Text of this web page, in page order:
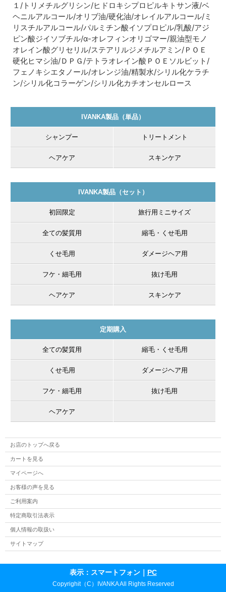
１/トリメチルグリシン/ヒドロキシプロピルキトサン液/ベ
ヘニルアルコール/オリブ油/硬化油/オレイルアルコール/ミ
リスチルアルコール/パルミチン酸イソプロピル/乳酸/アジ
ピン酸ジイソブチル/α-オレフィンオリゴマー/親油型モノ
オレイン酸グリセリル/ステアリルジメチルアミン/ＰＯＥ
硬化ヒマシ油/ＤＰＧ/テトラオレイン酸ＰＯＥソルビット/
フェノキシエタノール/オレンジ油/精製水/シリル化ケラチ
ン/シリル化コラーゲン/シリル化カチオンセルロース
IVANKA製品（単品）
シャンプー トリートメント
ヘアケア スキンケア
IVANKA製品（セット）
初回限定 旅行用ミニサイズ
全ての髪質用 縮毛・くせ毛用
くせ毛用 ダメージヘア用
フケ・細毛用 抜け毛用
ヘアケア スキンケア
定期購入
全ての髪質用 縮毛・くせ毛用
くせ毛用 ダメージヘア用
フケ・細毛用 抜け毛用
ヘアケア
お店のトップへ戻る
カートを見る
マイページへ
お客様の声を見る
ご利用案内
特定商取引法表示
個人情報の取扱い
サイトマップ
表示：スマートフォン｜ PC
Copyrighit（C）IVANKA All Rights Reserved